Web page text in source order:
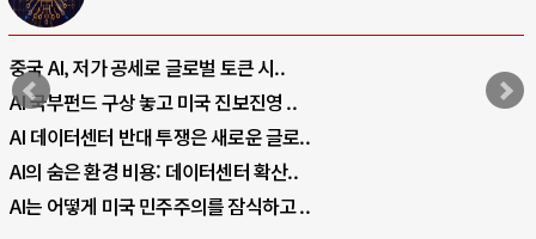
중국 AI, 저가 공세로 글로벌 토큰 시..
AI 국부펀드 구상 놓고 미국 진보진영 ..
AI 데이터센터 반대 투쟁은 새로운 글로..
AI의 숨은 환경 비용: 데이터센터 확산..
AI는 어떻게 미국 민주주의를 잠식하고 ..